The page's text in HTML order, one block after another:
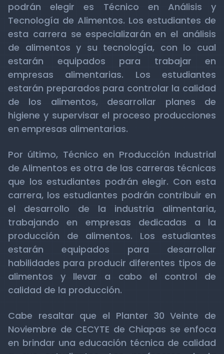
podrán elegir es Técnico en Análisis y
Tecnología de Alimentos. Los estudiantes de
esta carrera se especializarán en el análisis
de alimentos y su tecnología, con lo cual
estarán equipados para trabajar en
empresas alimentarias. Los estudiantes
estarán preparados para controlar la calidad
de los alimentos, desarrollar planes de
higiene y supervisar el proceso producciones
en empresas alimentarias.
Por último, Técnico en Producción Industrial
de Alimentos es otra de las carreras técnicas
que los estudiantes podrán elegir. Con esta
carrera, los estudiantes podrán contribuir en
el desarrollo de la industria alimentaria,
trabajando en empresas dedicadas a la
producción de alimentos. Los estudiantes
estarán equipados para desarrollar
habilidades para producir diferentes tipos de
alimentos y llevar a cabo el control de
calidad de la producción.
Cabe resaltar que el Planter 30 Veinte de
Noviembre de CECYTE de Chiapas se enfoca
en brindar una educación técnica de calidad